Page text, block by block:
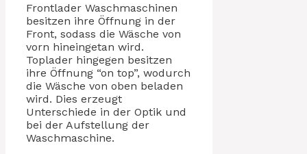
Frontlader Waschmaschinen
besitzen ihre Öffnung in der
Front, sodass die Wäsche von
vorn hineingetan wird.
Toplader hingegen besitzen
ihre Öffnung “on top”, wodurch
die Wäsche von oben beladen
wird. Dies erzeugt
Unterschiede in der Optik und
bei der Aufstellung der
Waschmaschine.